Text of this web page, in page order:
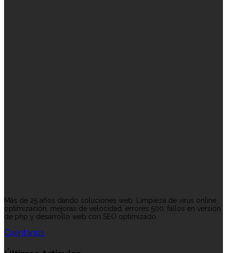
Más de 25 años dando soluciones web. Limpieza de virus online,
optimización, mejoras de velocidad, errores 500, fallos en versión
de php y desarrollo web con SEO optimizado.
Cuéntanos